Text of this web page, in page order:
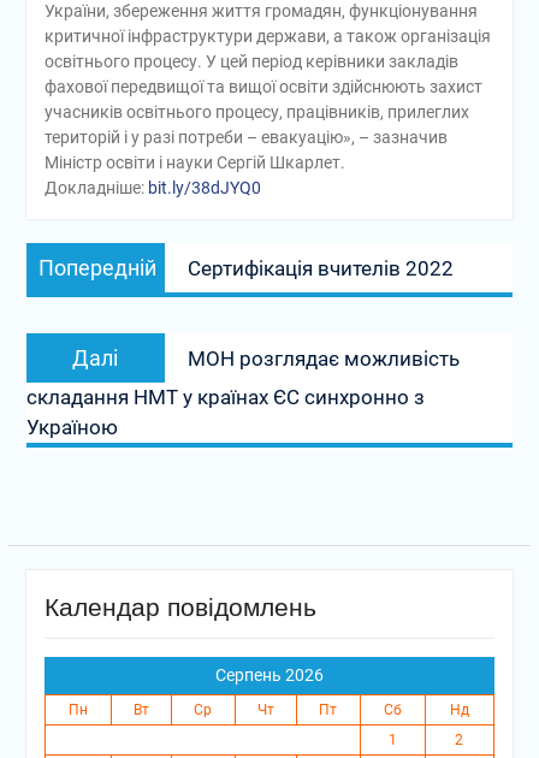
України, збереження життя громадян, функціонування
критичної інфраструктури держави, а також організація
освітнього процесу. У цей період керівники закладів
фахової передвищої та вищої освіти здійснюють захист
учасників освітнього процесу, працівників, прилеглих
територій і у разі потреби – евакуацію», – зазначив
Міністр освіти і науки Сергій Шкарлет.
Докладніше: bit.ly/38dJYQ0
Навігація
записів
Попередній
Попередній
запис:
Сертифікація вчителів 2022
Далі
запис:
МОН розглядає можливість
складання НМТ у країнах ЄС синхронно з
Україною
Календар повідомлень
Серпень 2026
Пн Вт Ср Чт Пт Сб
Нд
1
2